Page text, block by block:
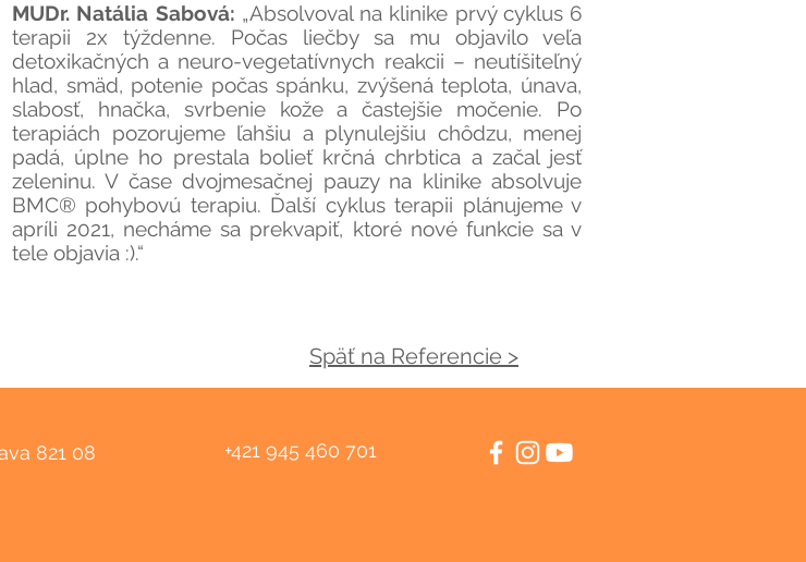
MUDr. Natália Sabová: „Absolvoval na klinike prvý cyklus 6
terapii 2x týždenne. Počas liečby sa mu objavilo veľa
detoxikačných a neuro-vegetatívnych reakcii – neutíšiteľný
hlad, smäd, potenie počas spánku, zvýšená teplota, únava,
slabosť, hnačka, svrbenie kože a častejšie močenie. Po
terapiách pozorujeme ľahšiu a plynulejšiu chôdzu, menej
padá, úplne ho prestala bolieť krčná chrbtica a začal jesť
zeleninu. V čase dvojmesačnej pauzy na klinike absolvuje
BMC® pohybovú terapiu. Ďalší cyklus terapii plánujeme v
apríli 2021, necháme sa prekvapiť, ktoré nové funkcie sa v
tele objavia :).“
Späť na Referencie >
821 08 +421 945 460 701